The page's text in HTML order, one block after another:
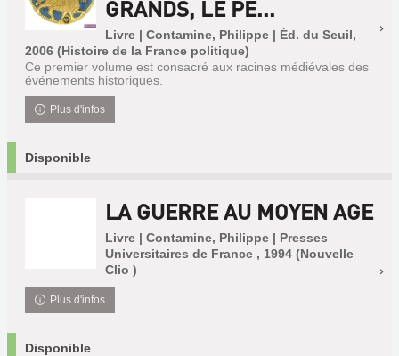
GRANDS, LE PE...
Livre | Contamine, Philippe | Éd. du Seuil,
2006 (Histoire de la France politique)
Ce premier volume est consacré aux racines médiévales des
événements historiques.
Plus d'infos
Disponible
LA GUERRE AU MOYEN AGE
Livre | Contamine, Philippe | Presses
Universitaires de France , 1994 (Nouvelle
Clio )
Plus d'infos
Disponible